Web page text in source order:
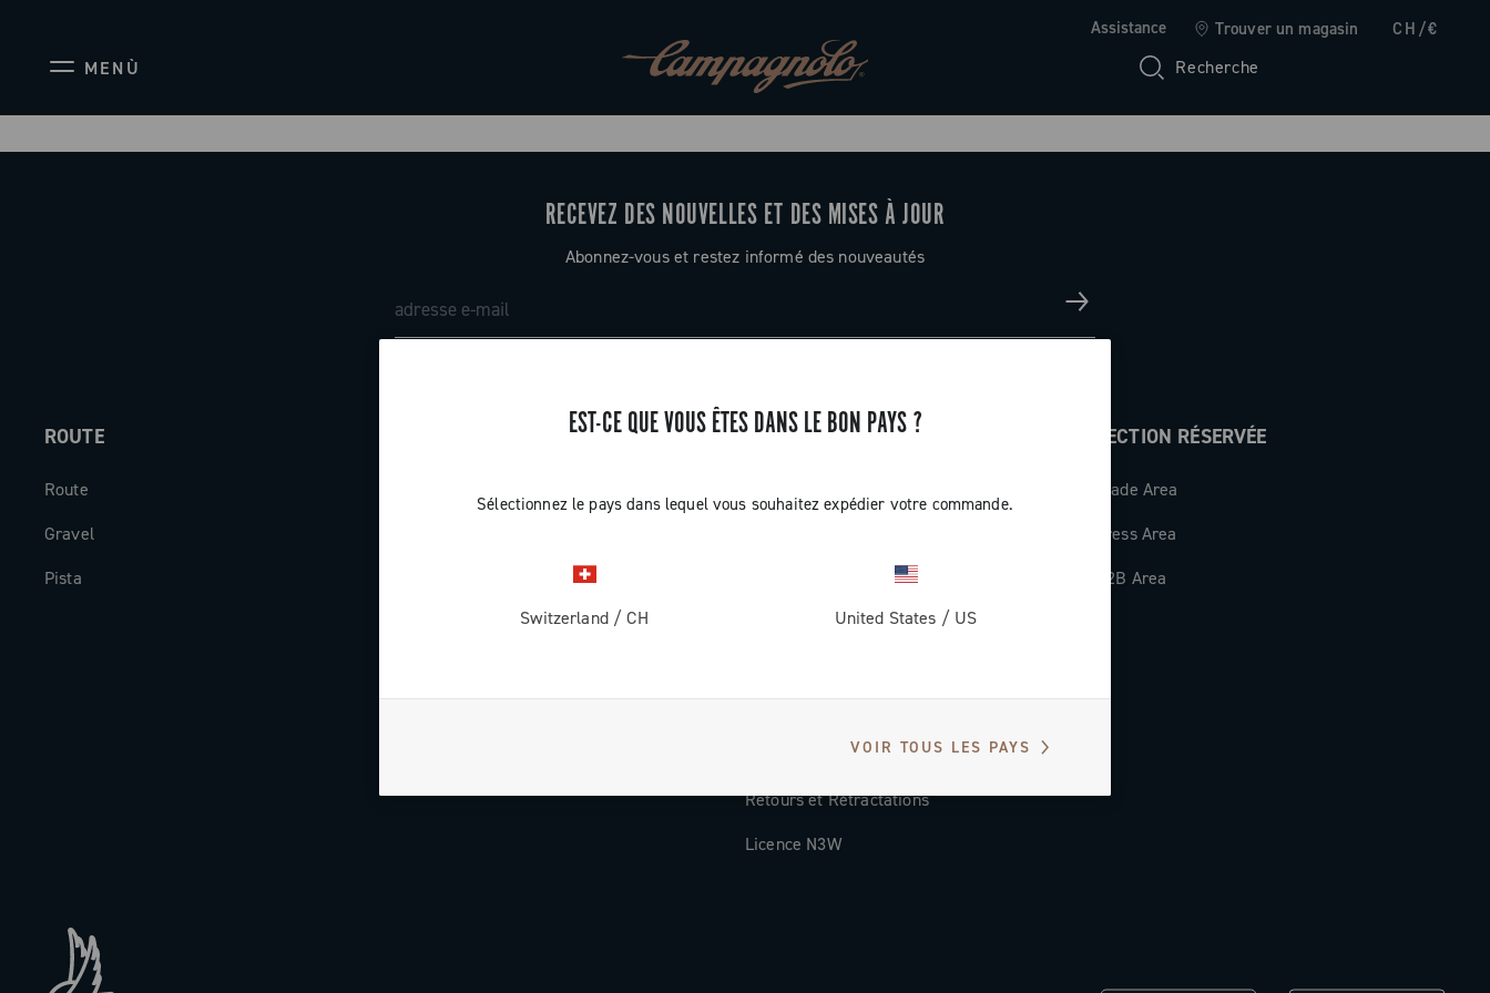
Assistance Trouver un magasin CH/€
MENÙ Recherche
EST-CE QUE VOUS ÊTES DANS LE BON PAYS ?
Sélectionnez le pays dans lequel vous souhaitez expédier votre commande.
Switzerland / CH United States / US
VOIR TOUS LES PAYS
RECEVEZ DES NOUVELLES ET DES MISES À JOUR
Abonnez-vous et restez informé des nouveautés
ROUTE
Route
Gravel
Pista
Travailler avec nous
ASSISTANCE
Pays et délais de livraison
Retours et Rétractations
Licence N3W
SECTION RÉSERVÉE
Trade Area
Press Area
B2B Area